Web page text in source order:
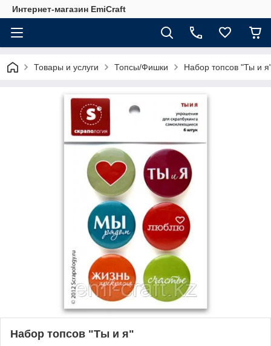
Интернет-магазин EmiCraft
Товары и услуги Топсы/Фишки Набор топсов "Ты и
Набор топсов "Ты и я"